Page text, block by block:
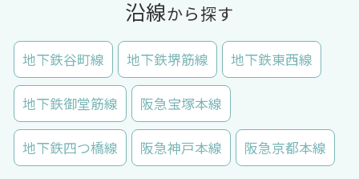
沿線から探す
地下鉄谷町線 地下鉄堺筋線 地下鉄東西線
地下鉄御堂筋線 阪急宝塚本線
地下鉄四つ橋線 阪急神戸本線 阪急京都本線